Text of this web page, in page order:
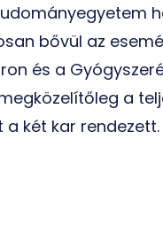
bővül az
és a
a
két kar rendezett.